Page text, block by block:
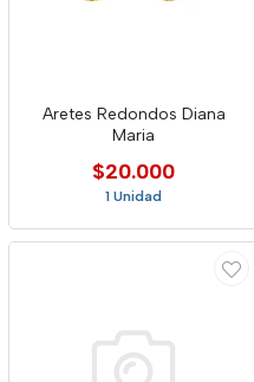
Aretes Redondos Diana
Maria
$20.000
1 Unidad